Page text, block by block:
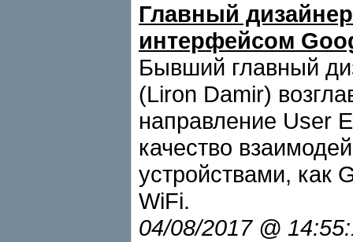
Главный
интерфейсом
Бывший главный
(Liron Damir)
направление User
качество
устройствами, как
WiFi.
04/08/2017 @